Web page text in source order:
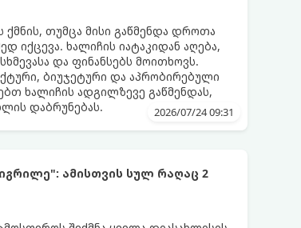
თუმცა მისი გაწმენდა დროთა
იქცევა. ხალიჩის იატაკიდან აღება,
და ფინანსებს მოითხოვს.
ბიუჯეტური და აპრობირებული
ხალიჩის ადგილზევე გაწმენდას,
დაბრუნებას.
2026/07/24 09:31
ამისთვის სულ რაღაც 2